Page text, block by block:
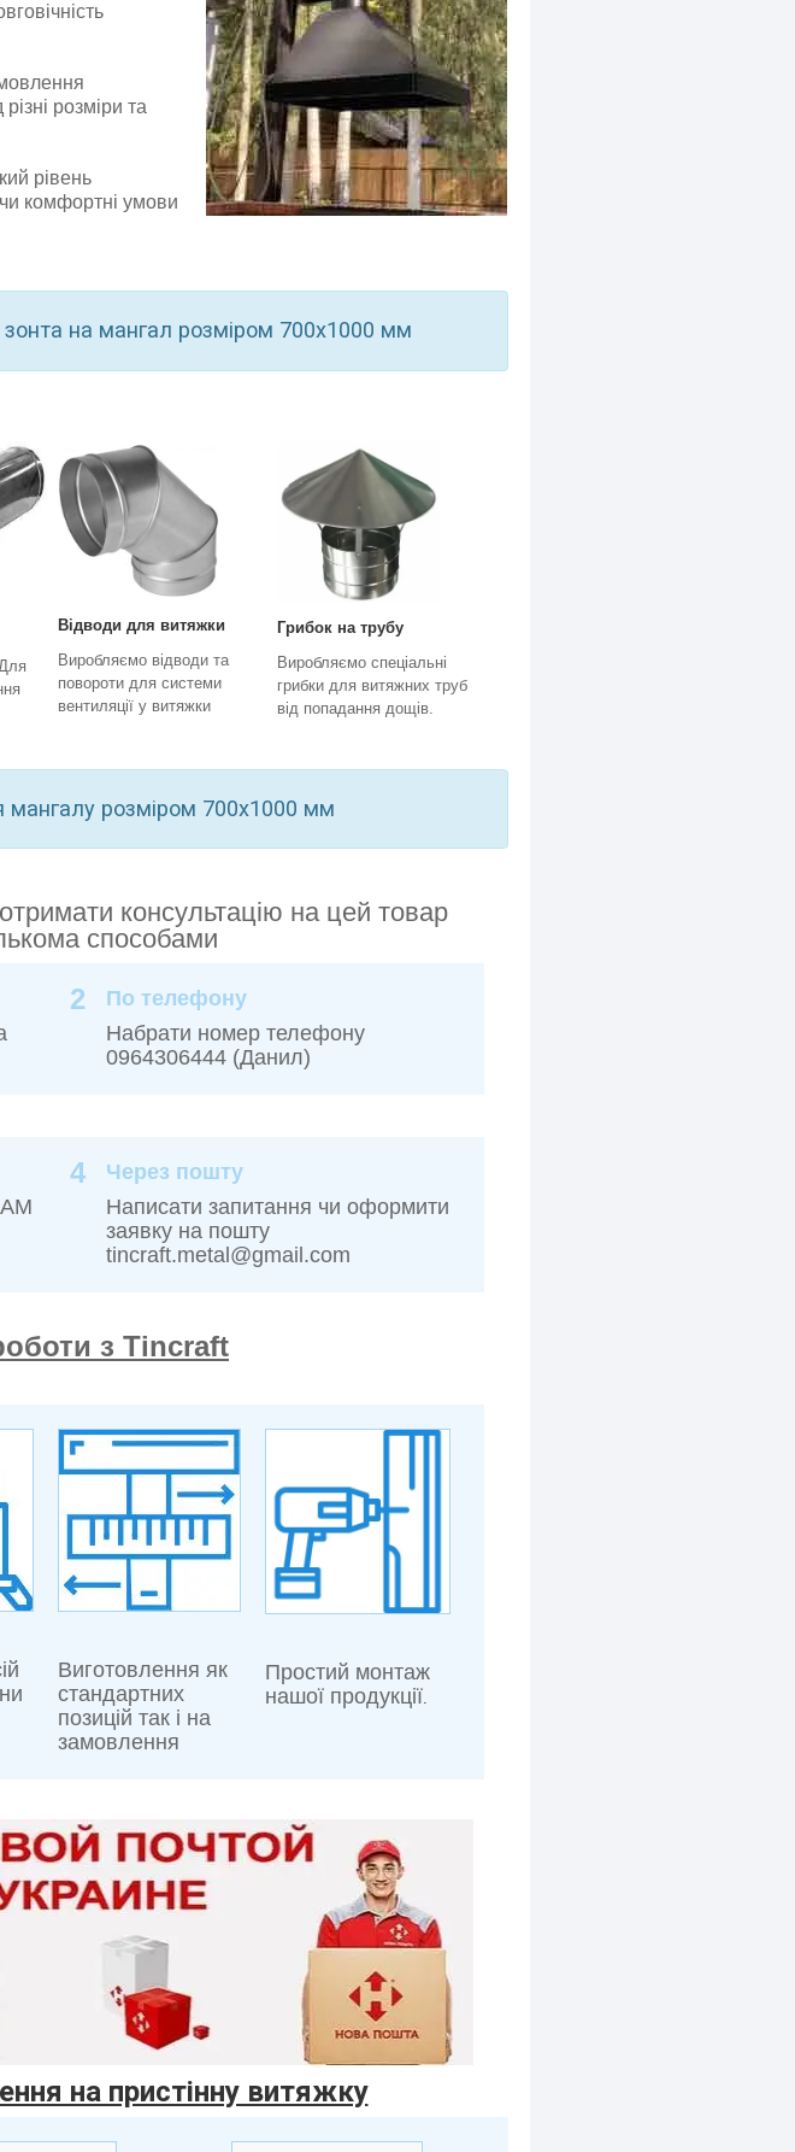
різні розміри та
рівень
комфортні умови
на мангал розміром 700х1000 мм
Відводи для витяжки
Виробляємо відводи та
повороти для системи
вентиляції у витяжки
Грибок на трубу
Виробляємо спеціальні
грибки для витяжних труб
від попадання дощів.
мангалу розміром 700х1000 мм
консультацію на цей товар
способами
2
По телефону
Набрати номер телефону
0964306444 (Данил)
4
Через пошту
Написати запитання чи оформити
заявку на пошту
tincraft.metal@gmail.com
з Tincraft
Виготовлення як
стандартних
позицій так і на
замовлення
Простий монтаж
нашої продукції.
на пристінну витяжку